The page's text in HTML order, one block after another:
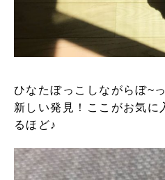
ひなたぼっこしながらぼ~
新しい発見！ここがお気
るほど♪